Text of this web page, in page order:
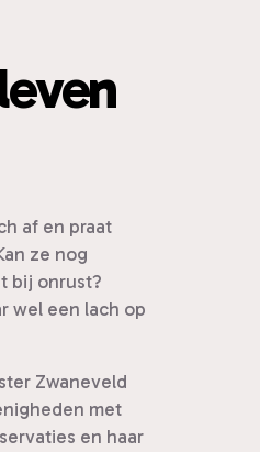
af en praat
ze nog
bij onrust?
wel een lach op
Zwaneveld
met
en haar